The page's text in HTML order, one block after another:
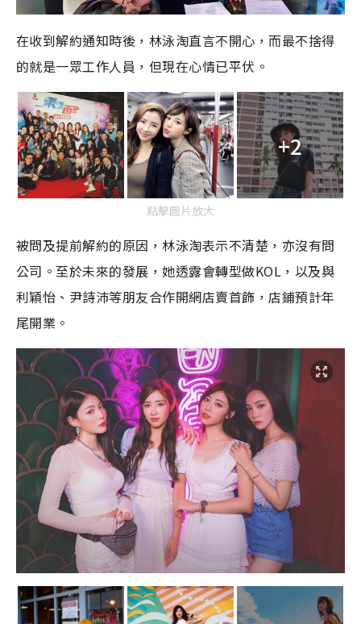
在收到解約通知時後，林泳淘直言不開心，而最不捨得
的就是一眾工作人員，但現在心情已平伏。
+2
點擊圖片放大
被問及提前解約的原因，林泳淘表示不清楚，亦沒有問
公司。至於未來的發展，她透露會轉型做KOL ，以及與
利穎怡、尹詩沛等朋友合作開網店賣首飾，店鋪預計年
尾開業。